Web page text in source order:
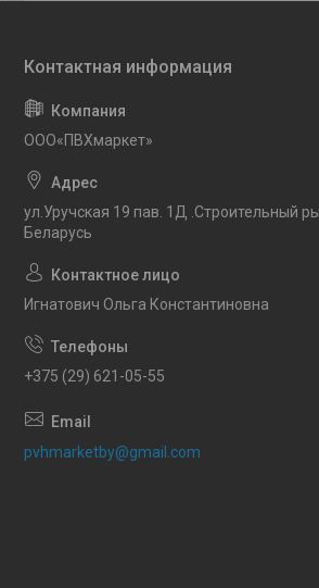
OOO«ПВХмаркет»
ул.Уручская 19 пав. 1Д .Строительный
Беларусь
Игнатович Ольга Константиновна
+375 (29) 621-05-55
pvhmarketby@gmail.com